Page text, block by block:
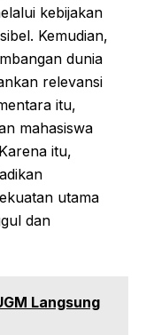
kebijakan
Kemudian,
dunia
relevansi
itu,
mahasiswa
itu,
utama
dan
Langsung